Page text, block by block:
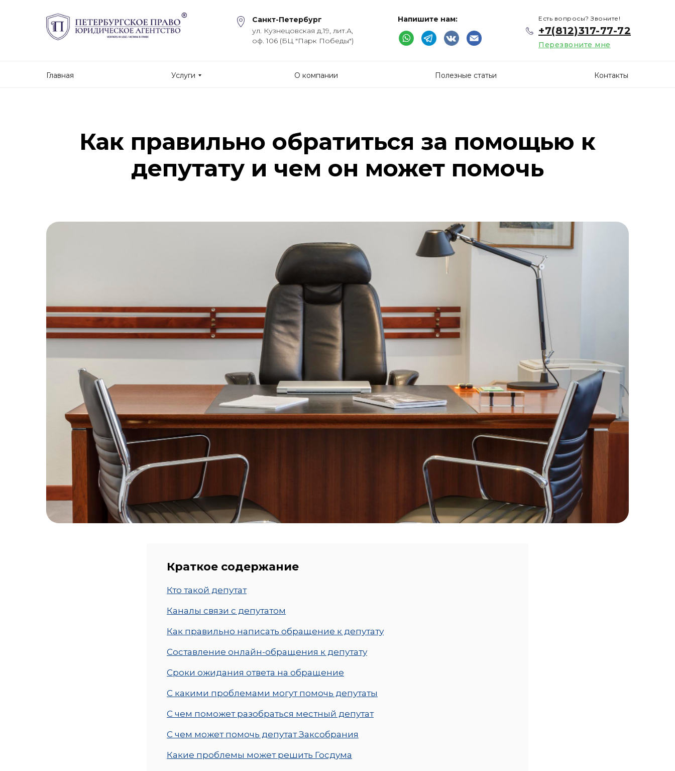
Санкт-Петербург
+7(812)317-77-72
Перезвоните мне
Есть вопросы? Звоните!
ул. Кузнецовская д.19, лит.А,
оф. 106 (БЦ "Парк Победы")
Напишите нам:
Контакты
Полезные статьи
О компании
Услуги
Главная
Как правильно обратиться за помощью к
депутату и чем он может помочь
Краткое содержание
Кто такой депутат
Каналы связи с депутатом
Как правильно написать обращение к депутату
Составление онлайн-обращения к депутату
Сроки ожидания ответа на обращение
С какими проблемами могут помочь депутаты
С чем поможет разобраться местный депутат
С чем может помочь депутат Заксобрания
Какие проблемы может решить Госдума